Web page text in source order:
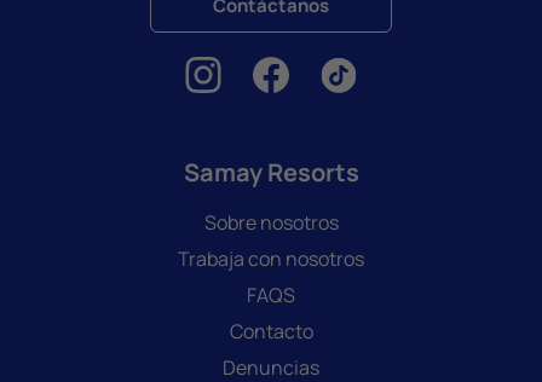
Contáctanos
Samay Resorts
Sobre nosotros
Trabaja con nosotros
FAQS
Contacto
Denuncias